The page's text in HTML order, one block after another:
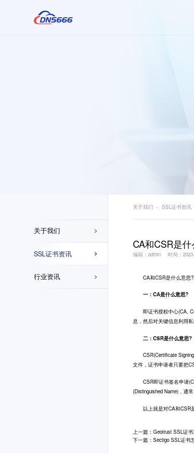
关于我们
SSL证书资讯
行业资讯
关于我们 SSL证书资讯
CA和CSR是
编辑：admin 时间：
CA和CSR是什么意思?
一：CA是什么意思?
即证书授权中心(CA,
息，然后对关键信息利用
二：CSR是什么意思?
CSR(Certificate Signing
文件，证书申请者只要把
CSR即证书签名申请
(Distinguished Name)，通
以上就是对CA和CSR
上一篇：Geotrust SSL证
下一篇：Sectigo SSL证书